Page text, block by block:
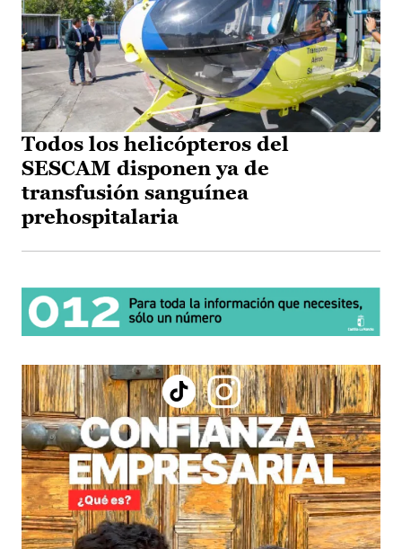
Todos los helicópteros del
SESCAM disponen ya de
transfusión sanguínea
prehospitalaria